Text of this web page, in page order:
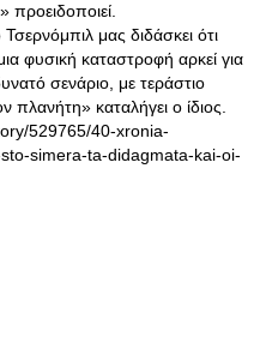
μας διδάσκει ότι
φυσική καταστροφή αρκεί για
σενάριο, με τεράστιο
πλανήτη» καταλήγει ο ίδιος.
529765/40-xronia-
simera-ta-didagmata-kai-oi-